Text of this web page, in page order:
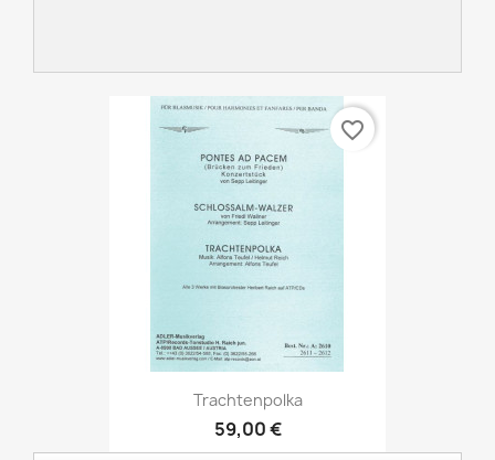
Trachtenpolka
59,00 €
favorite_border